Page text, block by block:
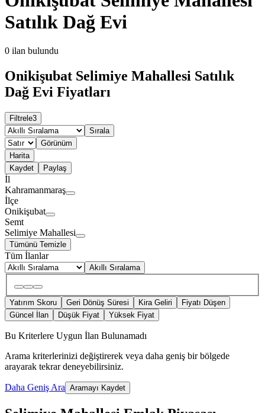
Satılık Dağ Evi
0 ilan bulundu
Onikişubat Selimiye Mahallesi Satılık
Dağ Evi Fiyatları
Filtrele3
Sırala
Görünüm
Harita
Kaydet
Paylaş
İl
Kahramanmaraş
İlçe
Onikişubat
Semt
Selimiye Mahallesi
Tümünü Temizle
Tüm İlanlar
Akıllı Sıralama
Yatırım Skoru Geri Dönüş Süresi Kira Geliri
Fiyatı Düşen
Güncel İlan
Düşük Fiyat Yüksek Fiyat
Bu Kriterlere Uygun İlan Bulunamadı
Arama kriterlerinizi değiştirerek veya daha geniş bir bölgede
arayarak tekrar deneyebilirsiniz.
Daha Geniş Ara Aramayı Kaydet